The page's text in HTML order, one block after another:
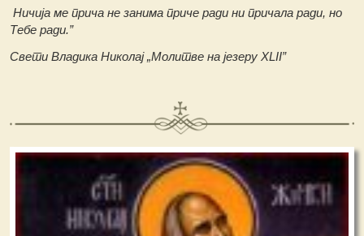
Ничија ме прича не занима приче ради ни причала ради, но
Тебе ради.”
Свети Владика Николај „Молитве на језеру XLII”